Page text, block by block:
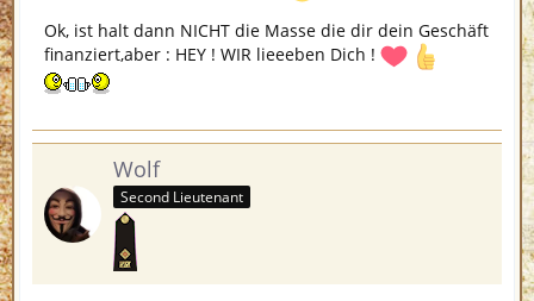
Ok, ist halt dann NICHT die Masse die dir dein Geschäft
finanziert,aber : HEY ! WIR lieeeben Dich !
Wolf
Second Lieutenant